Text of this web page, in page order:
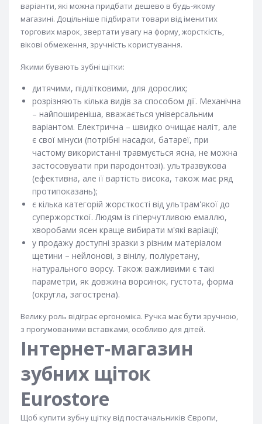
варіанти, які можна придбати дешево в будь-якому
магазині. Доцільніше підбирати товари від іменитих
торгових марок, звертати увагу на форму, жорсткість,
вікові обмеження, зручність користування.
Якими бувають зубні щітки:
дитячими, підлітковими, для дорослих;
розрізняють кілька видів за способом дії. Механічна
– найпоширеніша, вважається універсальним
варіантом. Електрична – швидко очищає наліт, але
є свої мінуси (потрібні насадки, батареї, при
частому використанні травмується ясна, не можна
застосовувати при пародонтозі). ультразвукова
(ефективна, але її вартість висока, також має ряд
протипоказань);
є кілька категорій жорсткості від ультрам'якої до
супержорсткої. Людям із гіперчутливою емаллю,
хворобами ясен краще вибирати м'які варіації;
у продажу доступні зразки з різним матеріалом
щетини – нейлонові, з вінілу, поліуретану,
натурального ворсу. Також важливими є такі
параметри, як довжина ворсинок, густота, форма
(округла, загострена).
Велику роль відіграє ергономіка. Ручка має бути зручною,
з прогумованими вставками, особливо для дітей.
Інтернет-магазин
зубних щіток
Eurostore
Щоб купити зубну щітку від постачальників Європи,